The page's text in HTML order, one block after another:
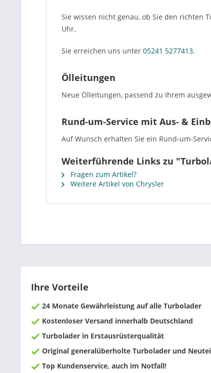
Sie wissen nicht genau, ob Sie den richten
Uhr.
Sie erreichen uns unter 05241 5277413.
Ölleitungen
Neue Ölleitungen, passend zu Ihrem
Rund-um-Service mit Aus- &
Auf Wunsch erhalten Sie ein Rund-um-
Weiterführende Links zu
Fragen zum Artikel?
Weitere Artikel von Chrysler
Ihre Vorteile
24 Monate Gewährleistung auf alle Turbolader
Kostenloser Versand innerhalb Deutschland
Turbolader in Erstausrüsterqualität
Original generalüberholte Turbolader und
Top Kundenservice, auch im Notfall!